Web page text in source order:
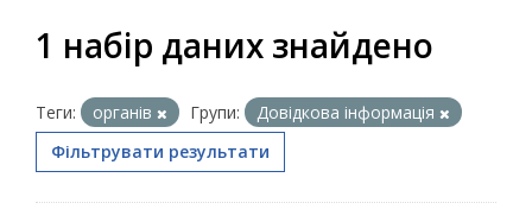
1 набір даних знайдено
Теги: органів Групи:
Довідкова інформація
Фільтрувати результати